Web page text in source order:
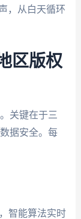
，从白天循环
区版权
关键在于三
据安全。每
智能算法实时